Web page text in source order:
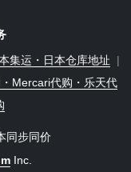
集运・日本仓库地址
|
Mercari代购・乐天代
同步同价
Inc.